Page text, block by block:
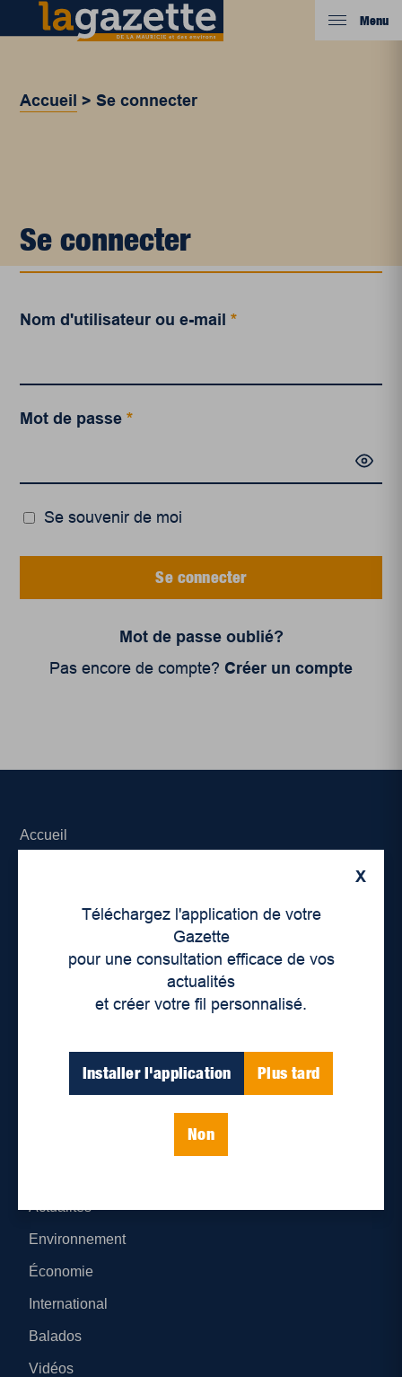
Menu
Accueil >Se connecter
Se connecter
Nom d'utilisateur ou e-mail*
Mot de passe*
Se souvenir de moi
Se connecter
Mot de passe oublié?
Pas encore de compte? Créer un compte
X
Téléchargez l'application de votre
Gazette
pour une consultation efficace de vos
actualités
et créer votre fil personnalisé.
Installer l'application Plus tard
Non
Accueil
Déontologie et confidentialité
Devenir partenaire
Lieux de distribution
Nous joindre
Parutions numériques
Actualités
Environnement
Économie
International
Balados
Vidéos